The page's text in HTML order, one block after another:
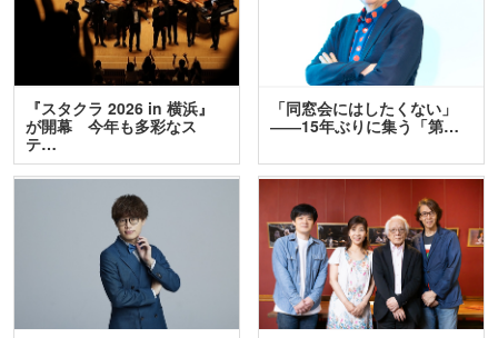
『スタクラ 2026 in 横浜』
が開幕 今年も多彩なス
テ…
「同窓会にはしたくない」
――15年ぶりに集う「第…